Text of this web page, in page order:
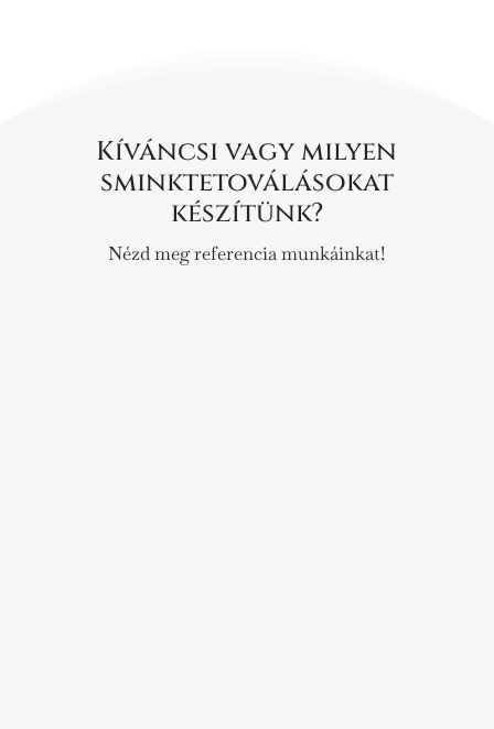
Kíváncsi vagy milyen
sminktetoválásokat
készítünk?
Nézd meg referencia munkáinkat!